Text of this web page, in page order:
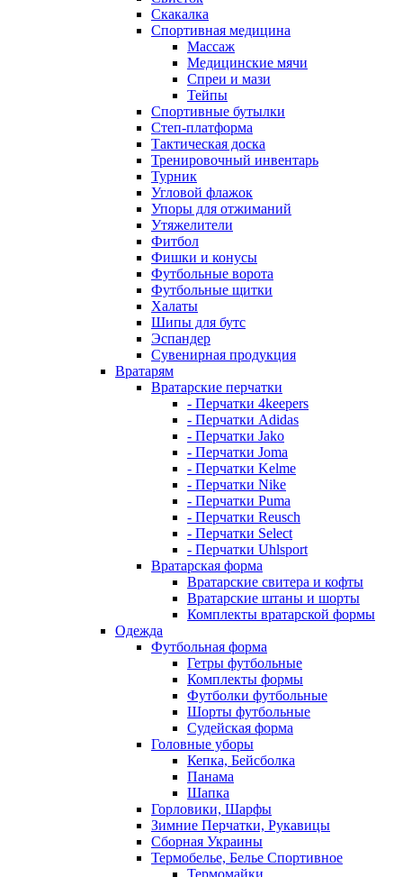
Скакалка
Спортивная медицина
Массаж
Медицинские мячи
Спреи и мази
Тейпы
Спортивные бутылки
Степ-платформа
Тактическая доска
Тренировочный инвентарь
Турник
Угловой флажок
Упоры для отжиманий
Утяжелители
Фитбол
Фишки и конусы
Футбольные ворота
Футбольные щитки
Халаты
Шипы для бутс
Эспандер
Сувенирная продукция
Вратарям
Вратарские перчатки
- Перчатки 4keepers
- Перчатки Adidas
- Перчатки Jako
- Перчатки Joma
- Перчатки Kelme
- Перчатки Nike
- Перчатки Puma
- Перчатки Reusch
- Перчатки Select
- Перчатки Uhlsport
Вратарская форма
Вратарские свитера и кофты
Вратарские штаны и шорты
Комплекты вратарской формы
Одежда
Футбольная форма
Гетры футбольные
Комплекты формы
Футболки футбольные
Шорты футбольные
Судейская форма
Головные уборы
Кепка, Бейсболка
Панама
Шапка
Горловики, Шарфы
Зимние Перчатки, Рукавицы
Сборная Украины
Термобелье, Белье Спортивное
Термомайки